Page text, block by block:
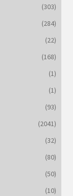
(303)
(284)
(22)
(168)
(1)
(1)
(93)
(2041)
(32)
(80)
(50)
(10)